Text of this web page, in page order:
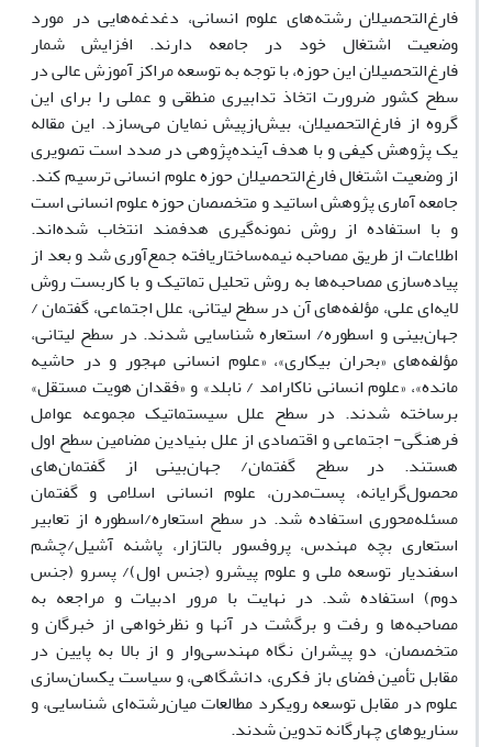
فارغ‌التحصیلان رشته‌های علوم ‌انسانی، دغدغه‌هایی در مورد
وضعیت اشتغال خود در جامعه دارند. افزایش شمار
فارغ‌التحصیلان این حوزه، با توجه به توسعه مراکز آموزش عالی در
سطح کشور ضرورت اتخاذ تدابیری منطقی و عملی را برای این
گروه از فارغ‌التحصیلان، بیش‌از‌پیش نمایان می‌سازد. این مقاله
یک پژوهش کیفی و با هدف آینده‌پژوهی در صدد است تصویری
از وضعیت اشتغال فارغ‌التحصیلان حوزه علوم انسانی ترسیم کند.
جامعه آماری پژوهش اساتید و متخصصان حوزه علوم انسانی است
و با استفاده از روش نمونه‌گیری هدفمند انتخاب شده‌اند.
اطلاعات از طریق مصاحبه نیمه‌ساختاریافته جمع‌آوری شد و بعد از
پیاده‌سازی مصاحبه‌ها به روش تحلیل تماتیک و با کاربست روش
لایه‌ای علی، مؤلفه‌های آن در سطح لیتانی، علل اجتماعی، گفتمان /
جهان‌بینی و اسطوره/ استعاره شناسایی شدند. در سطح لیتانی،
مؤلفه‌های «بحران بیکاری»، «علوم انسانی مهجور و در حاشیه
مانده»، «علوم انسانی ناکارامد / نابلد» و «فقدان هویت مستقل»
برساخته شدند. در سطح علل سیستماتیک مجموعه عوامل
فرهنگی- اجتماعی و اقتصادی از علل بنیادین مضامین سطح اول
هستند. در سطح گفتمان/ جهان‌بینی از گفتمان‌های
محصول‌گرایانه، پست‌مدرن، علوم ‌انسانی اسلامی و گفتمان
مسئله‌محوری استفاده شد. در سطح استعاره/اسطوره از تعابیر
استعاری بچه مهندس، پروفسور بالتازار، پاشنه آشیل/چشم
اسفندیار توسعه ملی و علوم پیشرو (جنس اول)/ پسرو (جنس
دوم) استفاده شد. در نهایت با مرور ادبیات و مراجعه به
مصاحبه‌ها و رفت و برگشت در آنها و نظرخواهی از خبرگان و
متخصصان، دو پیشران نگاه مهندسی‌وار و از بالا به پایین در
مقابل تأمین فضای باز فکری، دانشگاهی، و سیاست یکسان‌سازی
علوم در مقابل توسعه رویکرد مطالعات میان‌رشته‌ای شناسایی، و
سناریوهای چهارگانه تدوین شدند.